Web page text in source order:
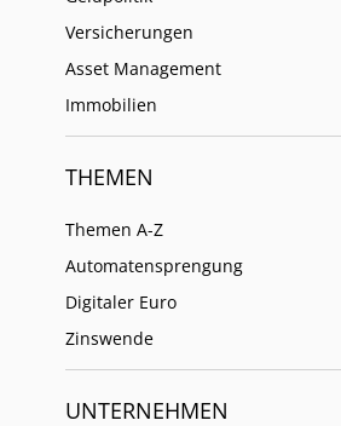
Versicherungen
Asset Management
Immobilien
THEMEN
Themen A-Z
Automatensprengung
Digitaler Euro
Zinswende
UNTERNEHMEN